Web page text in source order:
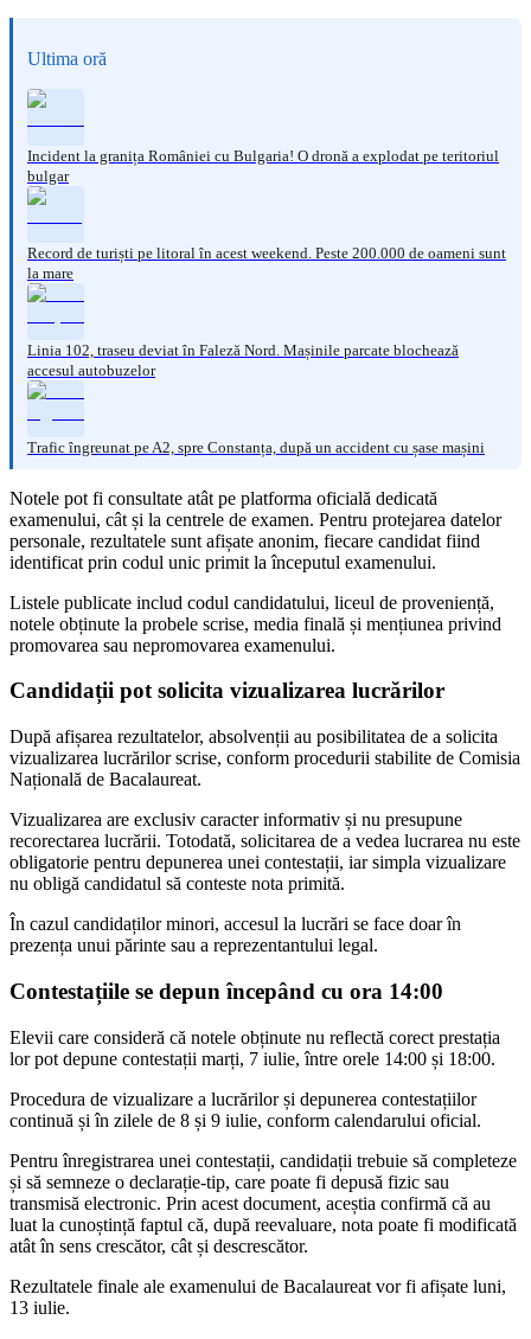
Ultima oră
Incident la granița României cu Bulgaria! O dronă a explodat pe teritoriul
bulgar
Record de turiști pe litoral în acest weekend. Peste 200.000 de oameni sunt
la mare
Linia 102, traseu deviat în Faleză Nord. Mașinile parcate blochează
accesul autobuzelor
Trafic îngreunat pe A2, spre Constanța, după un accident cu șase mașini
Notele pot fi consultate atât pe platforma oficială dedicată
examenului, cât și la centrele de examen. Pentru protejarea datelor
personale, rezultatele sunt afișate anonim, fiecare candidat fiind
identificat prin codul unic primit la începutul examenului.
Listele publicate includ codul candidatului, liceul de proveniență,
notele obținute la probele scrise, media finală și mențiunea privind
promovarea sau nepromovarea examenului.
Candidații pot solicita vizualizarea lucrărilor
După afișarea rezultatelor, absolvenții au posibilitatea de a solicita
vizualizarea lucrărilor scrise, conform procedurii stabilite de Comisia
Națională de Bacalaureat.
Vizualizarea are exclusiv caracter informativ și nu presupune
recorectarea lucrării. Totodată, solicitarea de a vedea lucrarea nu este
obligatorie pentru depunerea unei contestații, iar simpla vizualizare
nu obligă candidatul să conteste nota primită.
În cazul candidaților minori, accesul la lucrări se face doar în
prezența unui părinte sau a reprezentantului legal.
Contestațiile se depun începând cu ora 14:00
Elevii care consideră că notele obținute nu reflectă corect prestația
lor pot depune contestații marți, 7 iulie, între orele 14:00 și 18:00.
Procedura de vizualizare a lucrărilor și depunerea contestațiilor
continuă și în zilele de 8 și 9 iulie, conform calendarului oficial.
Pentru înregistrarea unei contestații, candidații trebuie să completeze
și să semneze o declarație-tip, care poate fi depusă fizic sau
transmisă electronic. Prin acest document, aceștia confirmă că au
luat la cunoștință faptul că, după reevaluare, nota poate fi modificată
atât în sens crescător, cât și descrescător.
Rezultatele finale ale examenului de Bacalaureat vor fi afișate luni,
13 iulie.